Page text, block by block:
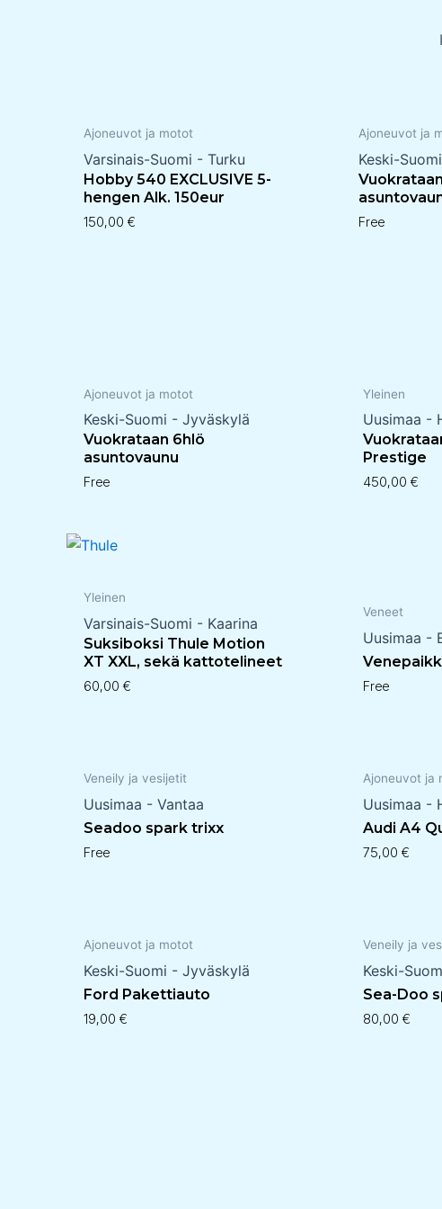
Ajoneuvot ja motot
Varsinais-Suomi - Turku
Hobby 540 EXCLUSIVE 5-
hengen Alk. 150eur
150,00 €
Ajoneuvot ja
Keski-
Free
Ajoneuvot ja motot
Keski-Suomi - Jyväskylä
Vuokrataan 6hlö
asuntovaunu
Free
Yleinen
Uusimaa -
Prestige
450,00 €
Yleinen
Varsinais-Suomi - Kaarina
Suksiboksi Thule Motion
XT XXL, sekä kattotelineet
60,00 €
Veneet
Uusimaa -
Free
Veneily ja vesijetit
Uusimaa - Vantaa
Seadoo spark trixx
Free
Ajoneuvot ja
Uusimaa -
Audi A4
75,00 €
Ajoneuvot ja motot
Keski-Suomi - Jyväskylä
Ford Pakettiauto
19,00 €
Veneily ja
Keski-
Sea-Doo
80,00 €